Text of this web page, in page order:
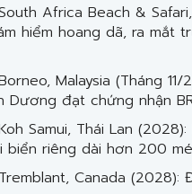
Africa Beach &
hiểm hoang dã, ra mắt
Malaysia (Tháng
Dương đạt chứng nhận
Samui, Thái Lan
biển riêng dài hơn 200
Canada